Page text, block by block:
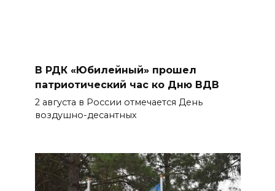
В РДК «Юбилейный» прошел
патриотический час ко Дню ВДВ
2 августа в России отмечается День
воздушно-десантных